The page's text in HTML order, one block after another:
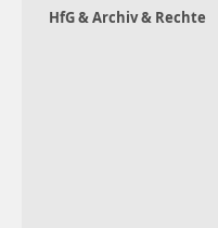
HfG & Archiv & Rechte